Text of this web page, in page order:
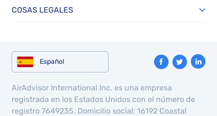
COSAS LEGALES
Español
AirAdvisor International Inc. es una empresa
registrada en los Estados Unidos con el número de
registro 7649235. Domicilio social: 16192 Coastal